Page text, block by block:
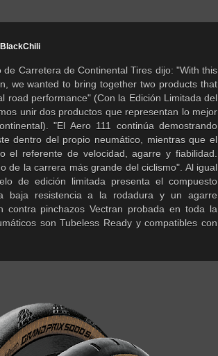
Carretera de Continental Tires dijo: "With this
we wanted to bring together two products that
road performance" (Con la Edición Limitada del
unir dos productos que representan lo mejor
"El Aero 111 continúa demostrando
dentro del propio neumático, mientras que el
el referente de velocidad, agarre y fiabilidad.
de la carrera más grande del ciclismo". Al igual
de edición limitada presenta el compuesto
baja resistencia a la rodadura y un agarre
contra pinchazos Vectran probada en toda la
son Tubeless Ready y compatibles con